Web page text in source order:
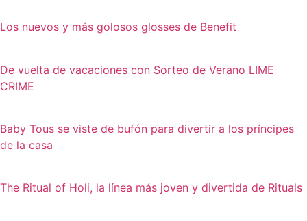
Los nuevos y más golosos glosses de Benefit
De vuelta de vacaciones con Sorteo de Verano LIME
CRIME
Baby Tous se viste de bufón para divertir a los príncipes
de la casa
The Ritual of Holi, la línea más joven y divertida de Rituals